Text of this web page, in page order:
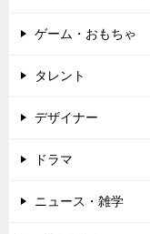
ゲーム・おもちゃ
タレント
デザイナー
ドラマ
ニュース・雑学